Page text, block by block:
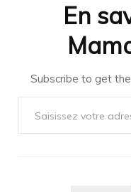
En
Subscribe to get
Saisissez votre adresse e-mail…